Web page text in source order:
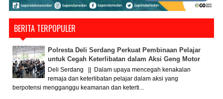
BERITA TERPOPULER
Polresta Deli Serdang Perkuat Pembinaan Pelajar
untuk Cegah Keterlibatan dalam Aksi Geng Motor
Deli Serdang || Dalam upaya mencegah kenakalan
remaja dan keterlibatan pelajar dalam aksi yang
berpotensi mengganggu keamanan dan keterti...